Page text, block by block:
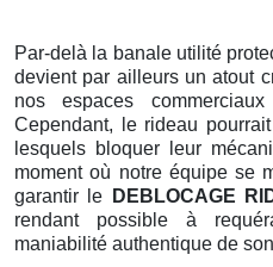
Par-delà la banale utilité
devient par ailleurs un atout
nos espaces
Cependant, le rideau
lesquels bloquer leur
moment où notre équipe se
garantir le
DEBLOCAGE
rendant possible à
maniabilité authentique de